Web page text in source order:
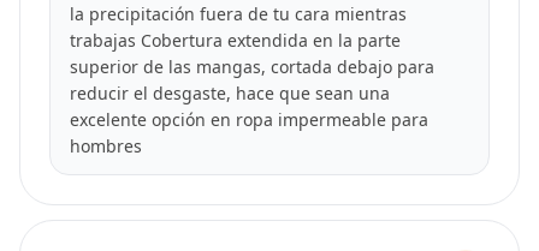
la precipitación fuera de tu cara mientras
trabajas Cobertura extendida en la parte
superior de las mangas, cortada debajo para
reducir el desgaste, hace que sean una
excelente opción en ropa impermeable para
hombres